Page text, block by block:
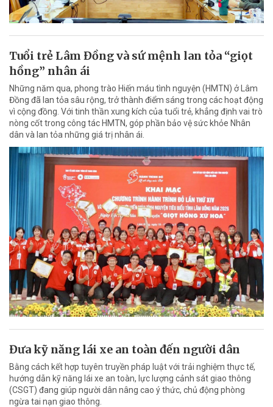
Tuổi trẻ Lâm Đồng và sứ mệnh lan tỏa “giọt
hồng” nhân ái
Những năm qua, phong trào Hiến máu tình nguyện (HMTN) ở Lâm
Đồng đã lan tỏa sâu rộng, trở thành điểm sáng trong các hoạt động
vì cộng đồng. Với tinh thần xung kích của tuổi trẻ, khẳng định vai trò
nòng cốt trong công tác HMTN, góp phần bảo vệ sức khỏe Nhân
dân và lan tỏa những giá trị nhân ái.
Đưa kỹ năng lái xe an toàn đến người dân
Bằng cách kết hợp tuyên truyền pháp luật với trải nghiệm thực tế,
hướng dẫn kỹ năng lái xe an toàn, lực lượng cảnh sát giao thông
(CSGT) đang giúp người dân nâng cao ý thức, chủ động phòng
ngừa tai nạn giao thông.